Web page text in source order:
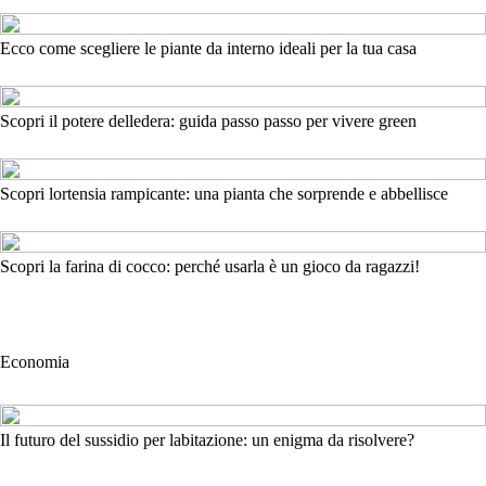
Ecco come scegliere le piante da interno ideali per la tua casa
Scopri il potere delledera: guida passo passo per vivere green
Scopri lortensia rampicante: una pianta che sorprende e abbellisce
Scopri la farina di cocco: perché usarla è un gioco da ragazzi!
Economia
Il futuro del sussidio per labitazione: un enigma da risolvere?